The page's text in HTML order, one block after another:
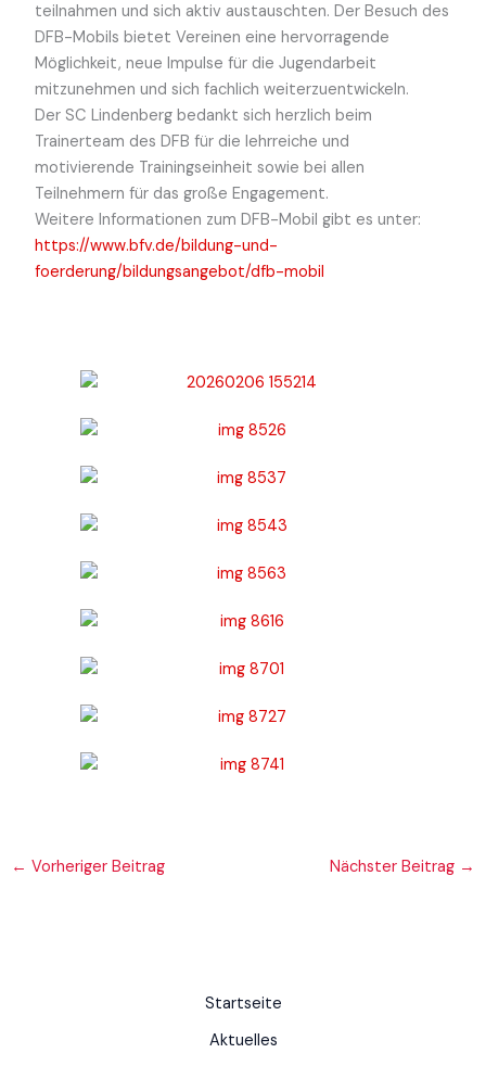
teilnahmen und sich aktiv austauschten. Der Besuch des
DFB-Mobils bietet Vereinen eine hervorragende
Möglichkeit, neue Impulse für die Jugendarbeit
mitzunehmen und sich fachlich weiterzuentwickeln.
Der SC Lindenberg bedankt sich herzlich beim
Trainerteam des DFB für die lehrreiche und
motivierende Trainingseinheit sowie bei allen
Teilnehmern für das große Engagement.
Weitere Informationen zum DFB-Mobil gibt es unter:
https://www.bfv.de/bildung-und-
foerderung/bildungsangebot/dfb-mobil
← Vorheriger Beitrag Nächster Beitrag →
Startseite
Aktuelles